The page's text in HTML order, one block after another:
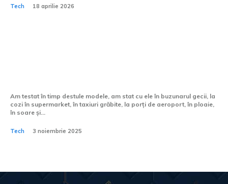
Tech 18 aprilie 2026
Am testat în timp destule modele, am stat cu ele în buzunarul gecii, la
cozi în supermarket, în taxiuri grăbite, la porți de aeroport, în ploaie,
în soare și...
Tech 3 noiembrie 2025